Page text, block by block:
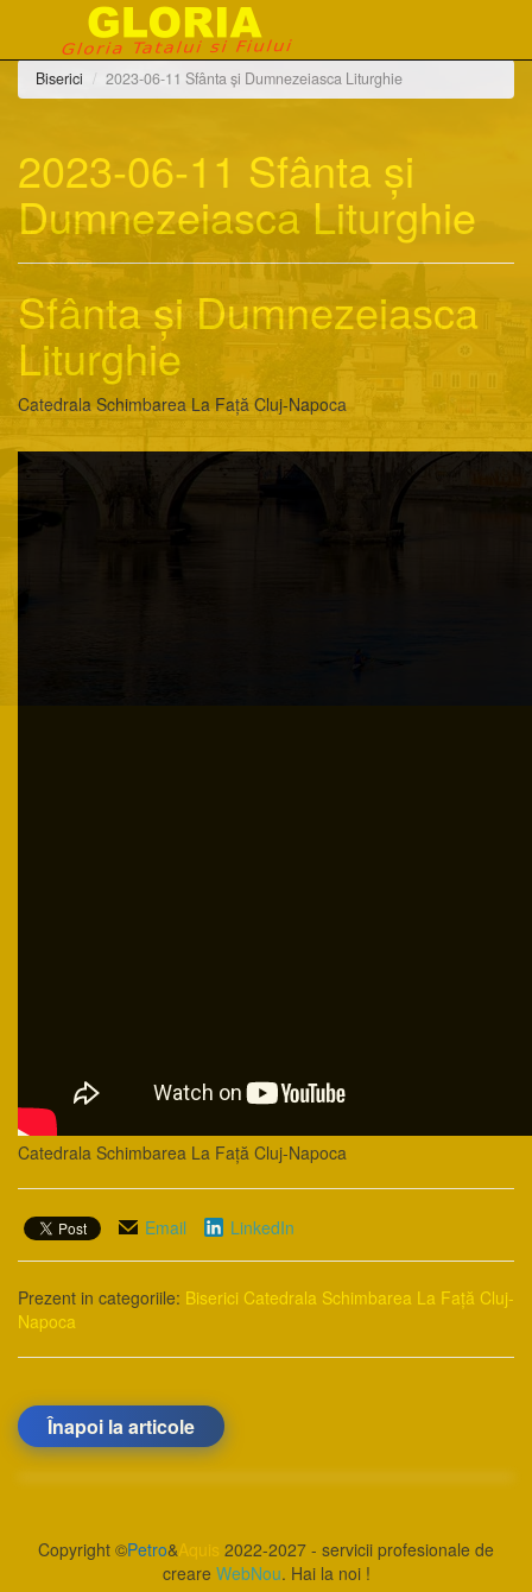
Biserici 2023-06-11 Sfânta și Dumnezeiasca Liturghie
2023-06-11 Sfânta și
Dumnezeiasca Liturghie
Sfânta și Dumnezeiasca
Liturghie
Catedrala Schimbarea La Față Cluj-Napoca
Catedrala Schimbarea La Față Cluj-Napoca
Email LinkedIn
Prezent in categoriile: Biserici Catedrala Schimbarea La Față Cluj-
Napoca
Înapoi la articole
Copyright ©Petro&Aquis 2022-2027 - servicii profesionale de
creare WebNou. Hai la noi !